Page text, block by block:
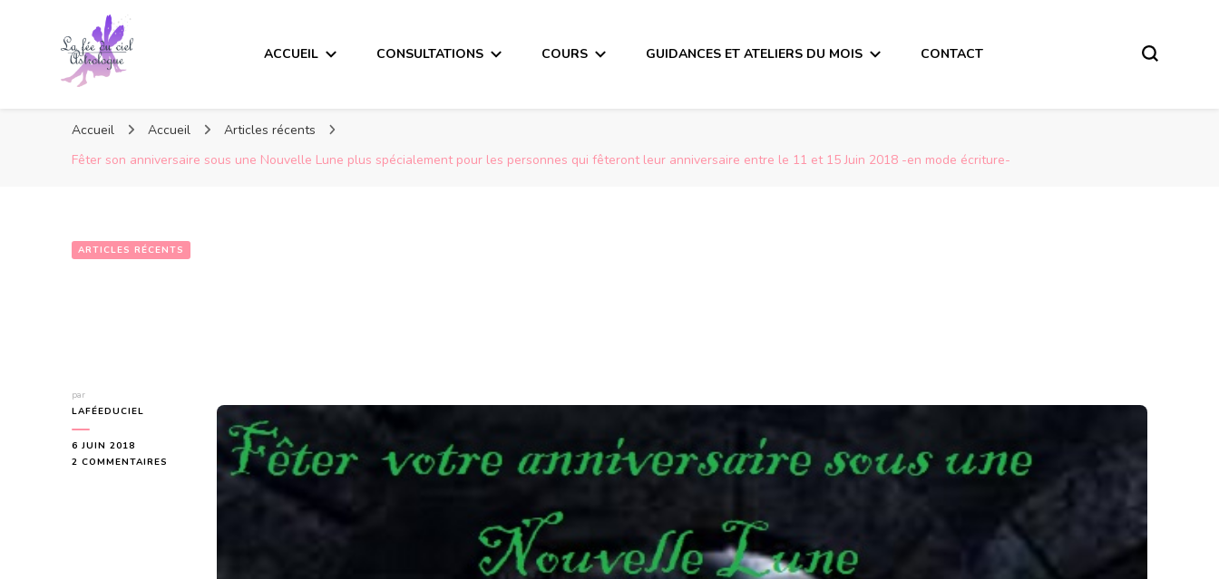
ACCUEIL CONSULTATIONS COURS GUIDANCES ET ATELIERS DU MOIS CONTACT
Accueil Accueil
Articles récents
Fêter son anniversaire sous une Nouvelle Lune plus spécialement pour les personnes qui fêteront leur anniversaire entre le 11 et 15 Juin 2018 -en mode écriture-
ARTICLES RÉCENTS
par
LAFÉEDUCIEL
6 JUIN 2018
2 COMMENTAIRES